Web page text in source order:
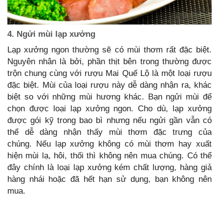
4. Ngửi mùi lạp xưởng
Lạp xưởng ngon thường sẽ có mùi thơm rất đặc biệt.
Nguyên nhân là bởi, phần thịt bên trong thường được
trộn chung cùng với rượu Mai Quế Lộ là một loại rượu
đặc biệt. Mùi của loại rượu này dễ dàng nhận ra, khác
biệt so với những mùi hương khác. Bạn ngửi mùi để
chọn được loại lạp xưởng ngon. Cho dù, lạp xưởng
được gói kỹ trong bao bì nhưng nếu ngửi gần vẫn có
thể dễ dàng nhận thấy mùi thơm đặc trưng của
chúng. Nếu lạp xưởng không có mùi thơm hay xuất
hiện mùi lạ, hôi, thối thì không nên mua chúng. Có thể
đây chính là loại lạp xưởng kém chất lượng, hàng giả
hàng nhái hoặc đã hết hạn sử dụng, bạn không nên
mua.